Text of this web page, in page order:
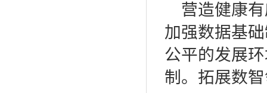
营造健康
加强数据基
公平的发展
制。拓展数